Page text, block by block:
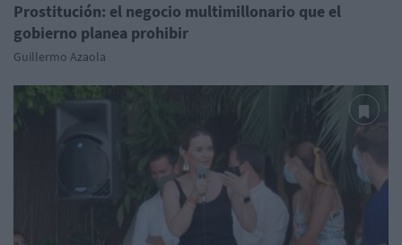
Prostitución: el negocio multimillonario que el
gobierno planea prohibir
Guillermo Azaola